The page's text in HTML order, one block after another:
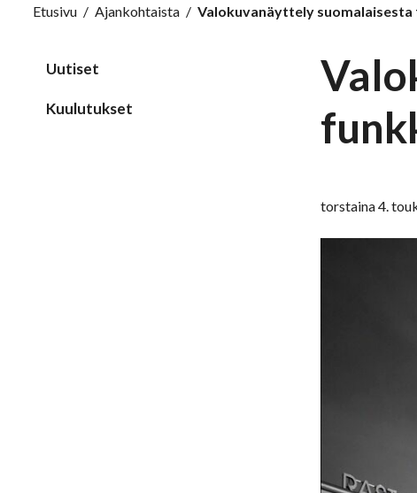
Etusivu / Ajankohtaista / Valokuvanäyttely
Uutiset
Kuulutukset
torstaina 4.